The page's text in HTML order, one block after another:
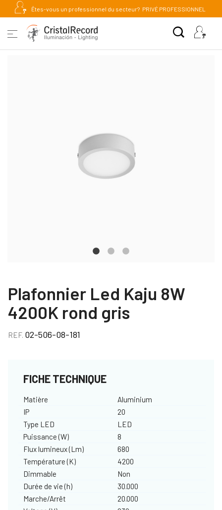
Êtes-vous un professionnel du secteur? PRIVÉ PROFESSIONNEL
Plafonnier Led Kaju 8W
4200K rond gris
REF. 02-506-08-181
FICHE TECHNIQUE
Matière
Aluminium
IP
20
Type LED
LED
Puissance (W)
8
Flux lumineux (Lm)
680
Température (K)
4200
Dimmable
Non
Durée de vie (h)
30.000
Marche/Arrêt
20.000